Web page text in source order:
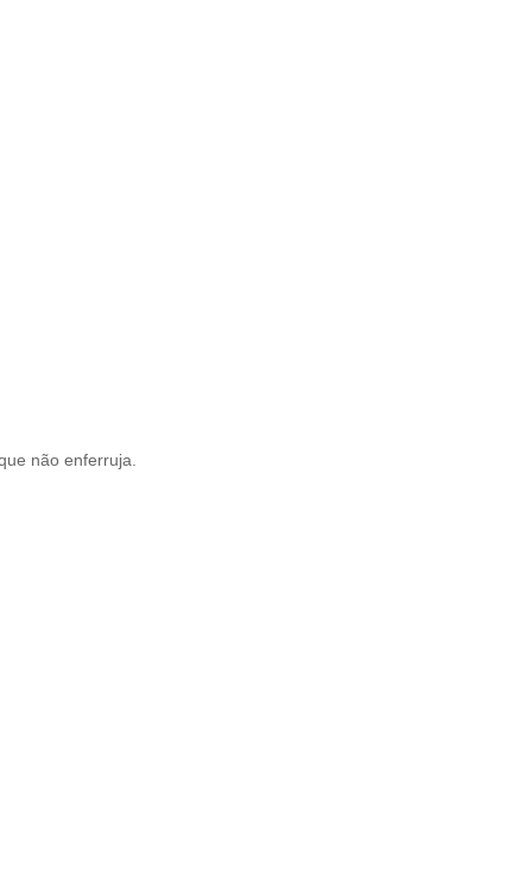
não enferruja.